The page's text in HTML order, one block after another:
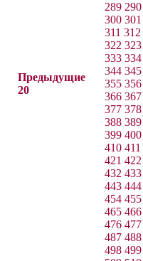
Предыдущие
20
289 290
300 301
311 312
322 323
333 334
344 345
355 356
366 367
377 378
388 389
399 400
410 411
421 422
432 433
443 444
454 455
465 466
476 477
487 488
498 499